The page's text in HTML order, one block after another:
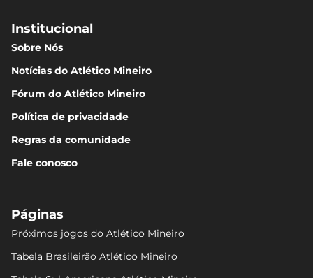
Institucional
Sobre Nós
Notícias do Atlético Mineiro
Fórum do Atlético Mineiro
Política de privacidade
Regras da comunidade
Fale conosco
Páginas
Próximos jogos do Atlético Mineiro
Tabela Brasileirão Atlético Mineiro